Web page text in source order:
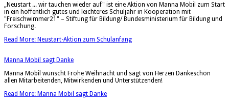
„Neustart ... wir tauchen wieder auf" ist eine Aktion von Manna Mobil zum Start
in ein hoffentlich gutes und leichteres Schuljahr in Kooperation mit
"Freischwimmer21" – Stiftung für Bildung/ Bundesministerium für Bildung und
Forschung.
Read More: Neustart-Aktion zum Schulanfang
Manna Mobil sagt Danke
Manna Mobil wünscht Frohe Weihnacht und sagt von Herzen Dankeschön
allen Mitarbeitenden, Mitwirkenden und Unterstützenden!
Read More: Manna Mobil sagt Danke